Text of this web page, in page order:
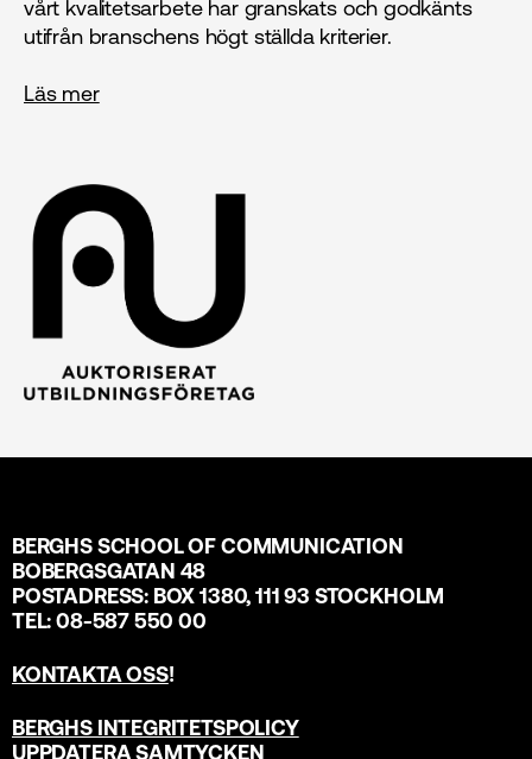
vårt kvalitetsarbete har granskats och godkänts
utifrån branschens högt ställda kriterier.
Läs mer
BERGHS SCHOOL OF COMMUNICATION
BOBERGSGATAN 48
POSTADRESS: BOX 1380, 111 93 STOCKHOLM
TEL: 08-587 550 00
KONTAKTA OSS!
BERGHS INTEGRITETSPOLICY
UPPDATERA SAMTYCKEN